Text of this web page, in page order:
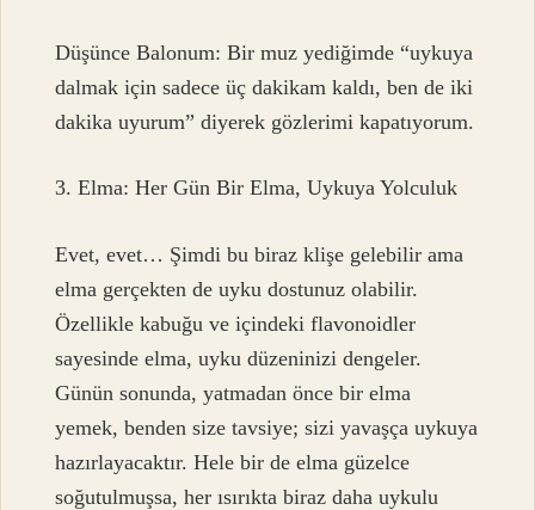
Düşünce Balonum: Bir muz yediğimde “uykuya
dalmak için sadece üç dakikam kaldı, ben de iki
dakika uyurum” diyerek gözlerimi kapatıyorum.
3. Elma: Her Gün Bir Elma, Uykuya Yolculuk
Evet, evet… Şimdi bu biraz klişe gelebilir ama
elma gerçekten de uyku dostunuz olabilir.
Özellikle kabuğu ve içindeki flavonoidler
sayesinde elma, uyku düzeninizi dengeler.
Günün sonunda, yatmadan önce bir elma
yemek, benden size tavsiye; sizi yavaşça uykuya
hazırlayacaktır. Hele bir de elma güzelce
soğutulmuşsa, her ısırıkta biraz daha uykulu